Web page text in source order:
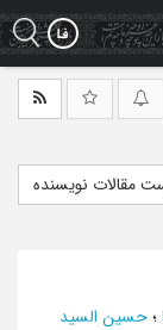
مقالات نویسنده
؛ حسین السید